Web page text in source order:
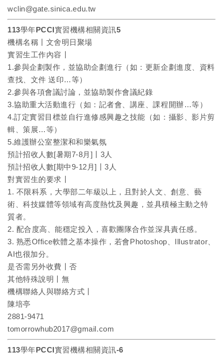
wclin@gate.sinica.edu.tw
113學年PCCI實習機構相關資訊5
機構名稱〡文舍明日聚場
實習生工作內容〡
1.參與企劃製作，並協助企劃進行（如：更新企劃進度、資料
查找、文件 送印…等）
2.參與各項會議討論，並協助製作會議紀錄
3.協助重大活動進行（如：記者會、講座、課程開辦…等）
4.訂定實習目標並自行進修感興趣之技能（如：攝影、影片剪
輯、策展…等）
5.維護辦公室整潔和和樂氣氛
預計招收人數[暑期7-8月]〡3人
預計招收人數[期中9-12月]〡3人
對實習生的要求〡
1. 不限科系，大學部二年級以上，且對於人文、創意、藝
術、科技媒體等領域有高度熱忱及興趣，並具積極主動之特
質者。
2. 配合度高、能穩定投入，喜歡團隊合作並深具責任感。
3. 熟悉Office軟體之基本操作，若會Photoshop、Illustrator、
AI也很加分。
是否需另外收費〡否
其他特殊說明〡無
機構聯絡人與聯絡方式〡
陳培亭
2881-9471
tomorrowhub2017@gmail.com
113學年PCCI實習機構相關資訊-6